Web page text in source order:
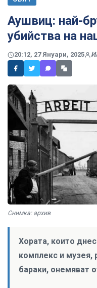
Аушвиц: най-
убийства на
20:12, 27 Януари, 2025
Снимка: архив
Хората, които
комплекс и
бараки, онемяват